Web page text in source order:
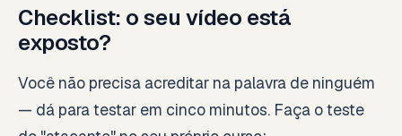
Checklist: o seu vídeo está
exposto?
Você não precisa acreditar na palavra de ninguém
— dá para testar em cinco minutos. Faça o teste